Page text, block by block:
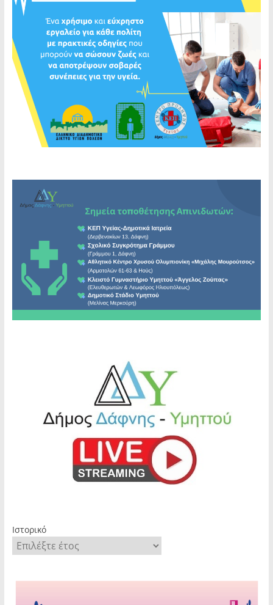
Ιστορικό